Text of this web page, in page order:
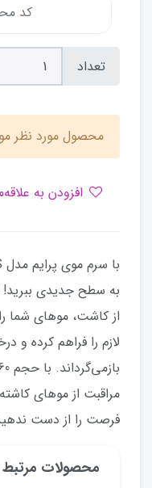
کد محصول
تعداد
محصول مورد نظر
به سطح جدیدی
از کاشت، موهای شما
لازم را فراهم کرده و
مراقبت از موهای
فرصت را از دست ندهید
محصولات مرتبط